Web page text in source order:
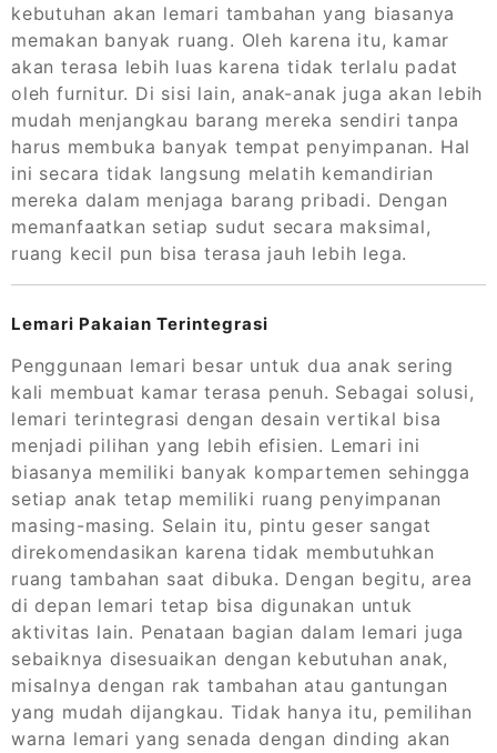
kebutuhan akan lemari tambahan yang biasanya
memakan banyak ruang. Oleh karena itu, kamar
akan terasa lebih luas karena tidak terlalu padat
oleh furnitur. Di sisi lain, anak-anak juga akan lebih
mudah menjangkau barang mereka sendiri tanpa
harus membuka banyak tempat penyimpanan. Hal
ini secara tidak langsung melatih kemandirian
mereka dalam menjaga barang pribadi. Dengan
memanfaatkan setiap sudut secara maksimal,
ruang kecil pun bisa terasa jauh lebih lega.
Lemari Pakaian Terintegrasi
Penggunaan lemari besar untuk dua anak sering
kali membuat kamar terasa penuh. Sebagai solusi,
lemari terintegrasi dengan desain vertikal bisa
menjadi pilihan yang lebih efisien. Lemari ini
biasanya memiliki banyak kompartemen sehingga
setiap anak tetap memiliki ruang penyimpanan
masing-masing. Selain itu, pintu geser sangat
direkomendasikan karena tidak membutuhkan
ruang tambahan saat dibuka. Dengan begitu, area
di depan lemari tetap bisa digunakan untuk
aktivitas lain. Penataan bagian dalam lemari juga
sebaiknya disesuaikan dengan kebutuhan anak,
misalnya dengan rak tambahan atau gantungan
yang mudah dijangkau. Tidak hanya itu, pemilihan
warna lemari yang senada dengan dinding akan